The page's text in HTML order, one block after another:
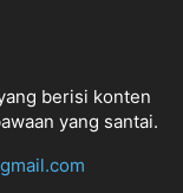
berisi konten
yang santai.